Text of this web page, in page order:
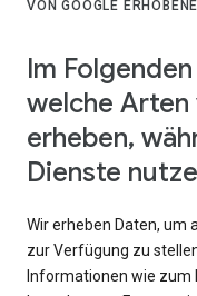
VON GOOGLE
Im
welche
erheben,
Dienste
Wir erheben Daten, um
zur Verfügung zu
Informationen wie zum